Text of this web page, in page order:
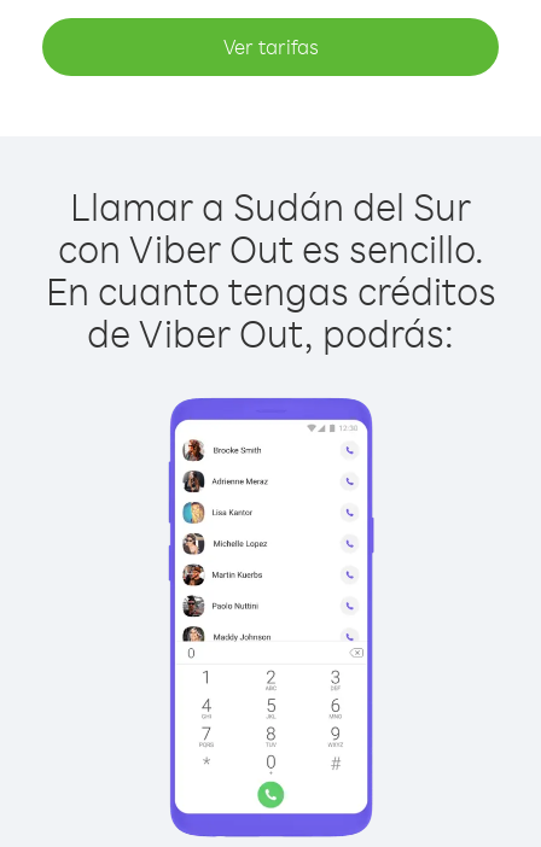
Ver tarifas
Llamar a Sudán del Sur
con Viber Out es sencillo.
En cuanto tengas créditos
de Viber Out, podrás: